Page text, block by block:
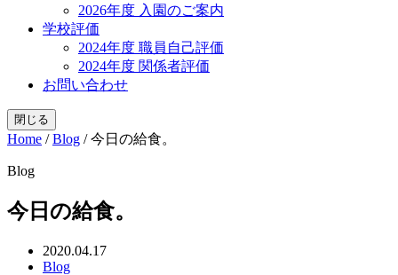
2026年度 入園のご案内
学校評価
2024年度 職員自己評価
2024年度 関係者評価
お問い合わせ
閉じる
Home /Blog /今日の給食。
Blog
今日の給食。
2020.04.17
Blog